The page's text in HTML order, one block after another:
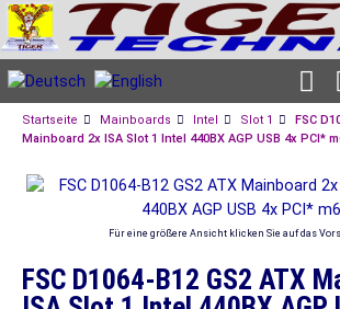
Startseite Mainboards Intel Slot 1
FSC
Mainboard 2x ISA Slot 1 Intel 440BX AGP USB 4x PCI*
Für eine größere Ansicht klicken Sie auf das
FSC D1064-B12 GS2 ATX